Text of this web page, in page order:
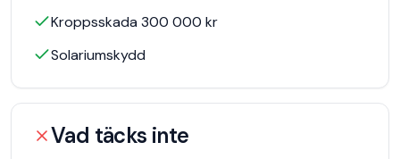
Kroppsskada 300 000 kr
Solariumskydd
Vad täcks inte